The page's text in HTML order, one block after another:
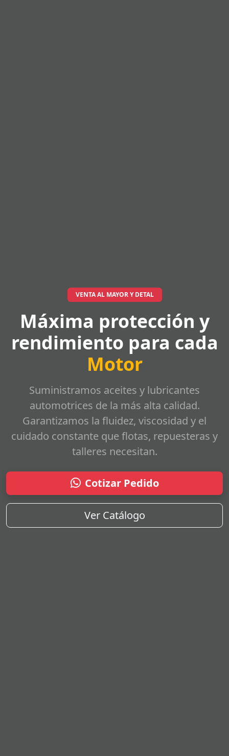
VENTA AL MAYOR Y DETAL
Máxima protección y
rendimiento para cada
Motor
Suministramos aceites y lubricantes
automotrices de la más alta calidad.
Garantizamos la fluidez, viscosidad y el
cuidado constante que flotas, repuesteras y
talleres necesitan.
Cotizar Pedido
Ver Catálogo